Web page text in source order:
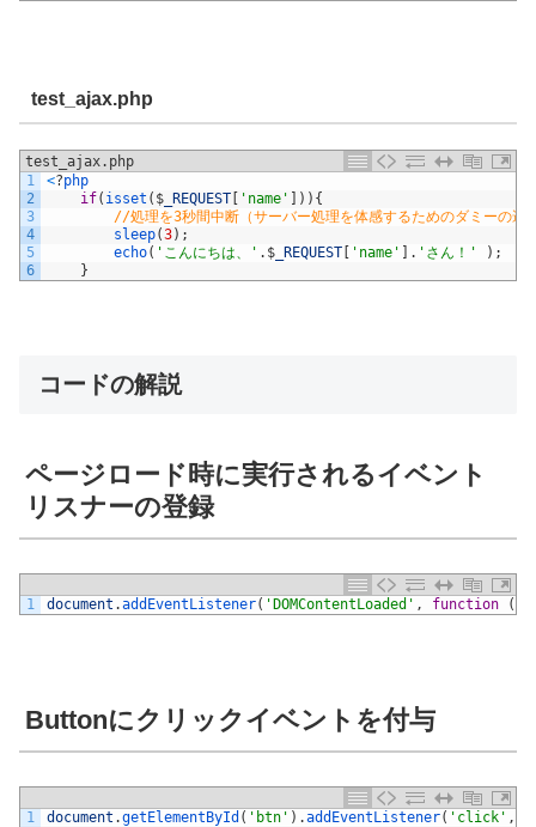
test_ajax.php
test_ajax.php
1
2
3
4
5
6
<?php
if( isset ( $ _REQUEST [ 'name' ] ) ) {
//処理を3秒間中断（サーバー処理を体感するためのダミーの遅
sleep(3) ;
echo( 'こんにちは、' . $ _REQUEST [ 'name' ] . 'さん！' ) ;
}
コードの解説
ページロード時に実行されるイベント
リスナーの登録
1 document .addEventListener( 'DOMContentLoaded' , function (
Buttonにクリックイベントを付与
1 document .getElementById ( 'btn' ) .addEventListener( 'click' ,